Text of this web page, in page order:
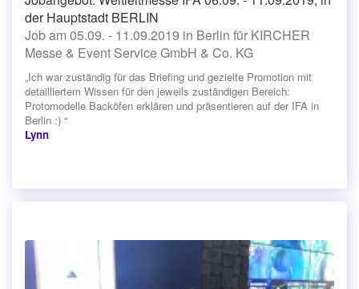
der Hauptstadt BERLIN
Job am 05.09. - 11.09.2019 in Berlin für KIRCHER
Messe & Event Service GmbH & Co. KG
„Ich war zuständig für das Briefing und gezielte Promotion mit
detailliertem Wissen für den jeweils zuständigen Bereich:
Protomodelle Backöfen erklären und präsentieren auf der IFA in
Berlin :) “
Lynn